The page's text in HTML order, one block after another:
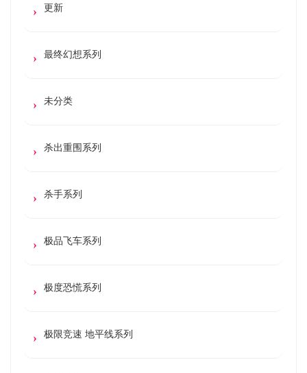
更新
最终幻想系列
未分类
杀出重围系列
杀手系列
极品飞车系列
极度恐慌系列
极限竞速 地平线系列